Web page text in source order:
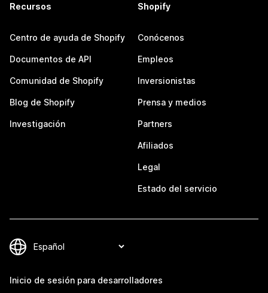
Recursos
Centro de ayuda de Shopify
Documentos de API
Comunidad de Shopify
Blog de Shopify
Investigación
Shopify
Conócenos
Empleos
Inversionistas
Prensa y medios
Partners
Afiliados
Legal
Estado del servicio
Inicio de sesión para desarrolladores